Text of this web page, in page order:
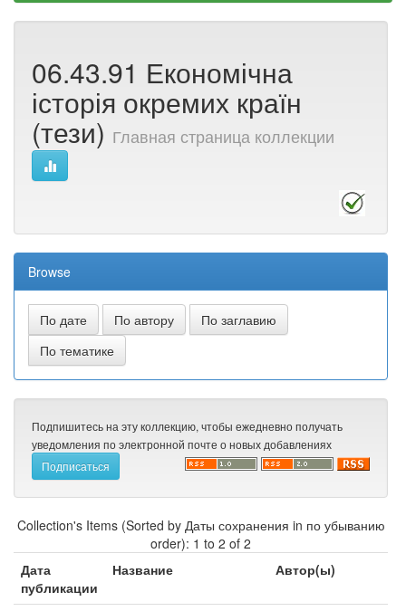
06.43.91 Економічна
історія окремих країн
(тези) Главная страница коллекции
Browse
Подпишитесь на эту коллекцию, чтобы ежедневно получать
уведомления по электронной почте о новых добавлениях
Collection's Items (Sorted by Даты сохранения in по убыванию
order): 1 to 2 of 2
Дата
публикации
Название Автор(ы)